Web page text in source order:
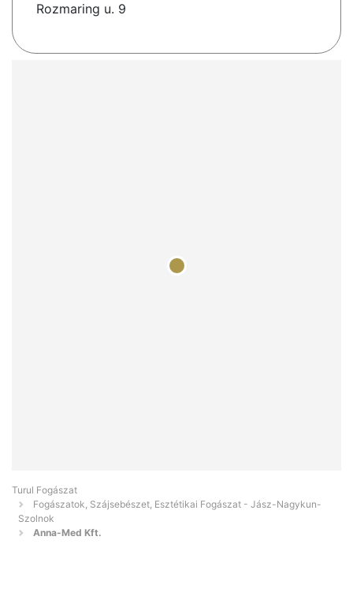
Rozmaring u. 9
Turul Fogászat
Fogászatok, Szájsebészet, Esztétikai Fogászat - Jász-Nagykun-
Szolnok
Anna-Med Kft.